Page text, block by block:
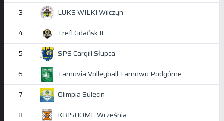
3 LUKS WILKI Wilczyn
4 Trefl Gdańsk II
5 SPS Cargill Słupca
6 Tarnovia Volleyball Tarnowo Podgórne
7 Olimpia Sulęcin
8 KRISHOME Września